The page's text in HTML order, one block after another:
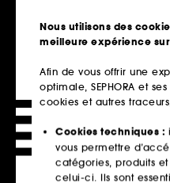
métropolitaine
Explorer l'offre
Paiements
et paiements en
En savoir plus
Retours
Nous utilisons des
meilleure expérience
Afin de vous offrir une
optimale, SEPHORA et
cookies et autres
Cookies techniques :
vous permettre
catégories, produits
celui-ci. Ils sont